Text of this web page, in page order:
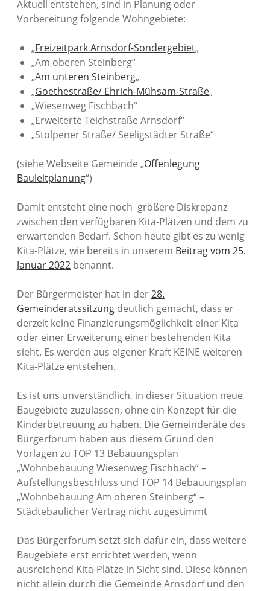
Aktuell entstehen, sind in Planung oder
Vorbereitung folgende Wohngebiete:
„Freizeitpark Arnsdorf-Sondergebiet„
„Am oberen Steinberg“
„Am unteren Steinberg„
„Goethestraße/ Ehrich-Mühsam-Straße„
„Wiesenweg Fischbach“
„Erweiterte Teichstraße Arnsdorf“
„Stolpener Straße/ Seeligstädter Straße“
(siehe Webseite Gemeinde „Offenlegung
Bauleitplanung“)
Damit entsteht eine noch größere Diskrepanz
zwischen den verfügbaren Kita-Plätzen und dem zu
erwartenden Bedarf. Schon heute gibt es zu wenig
Kita-Plätze, wie bereits in unserem Beitrag vom 25.
Januar 2022 benannt.
Der Bürgermeister hat in der28.
Gemeinderatssitzung deutlich gemacht, dass er
derzeit keine Finanzierungsmöglichkeit einer Kita
oder einer Erweiterung einer bestehenden Kita
sieht. Es werden aus eigener Kraft KEINE weiteren
Kita-Plätze entstehen.
Es ist uns unverständlich, in dieser Situation neue
Baugebiete zuzulassen, ohne ein Konzept für die
Kinderbetreuung zu haben. Die Gemeinderäte des
Bürgerforum haben aus diesem Grund den
Vorlagen zu TOP 13 Bebauungsplan
„Wohnbebauung Wiesenweg Fischbach“ –
Aufstellungsbeschluss und TOP 14 Bebauungsplan
„Wohnbebauung Am oberen Steinberg“ –
Städtebaulicher Vertrag nicht zugestimmt
Das Bürgerforum setzt sich dafür ein, dass weitere
Baugebiete erst errichtet werden, wenn
ausreichend Kita-Plätze in Sicht sind. Diese können
nicht allein durch die Gemeinde Arnsdorf und den